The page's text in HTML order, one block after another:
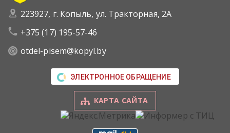
223927, г. Копыль, ул. Тракторная, 2А
+375 (17) 195-57-46
otdel-pisem@kopyl.by
ЭЛЕКТРОННОЕ ОБРАЩЕНИЕ
КАРТА САЙТА